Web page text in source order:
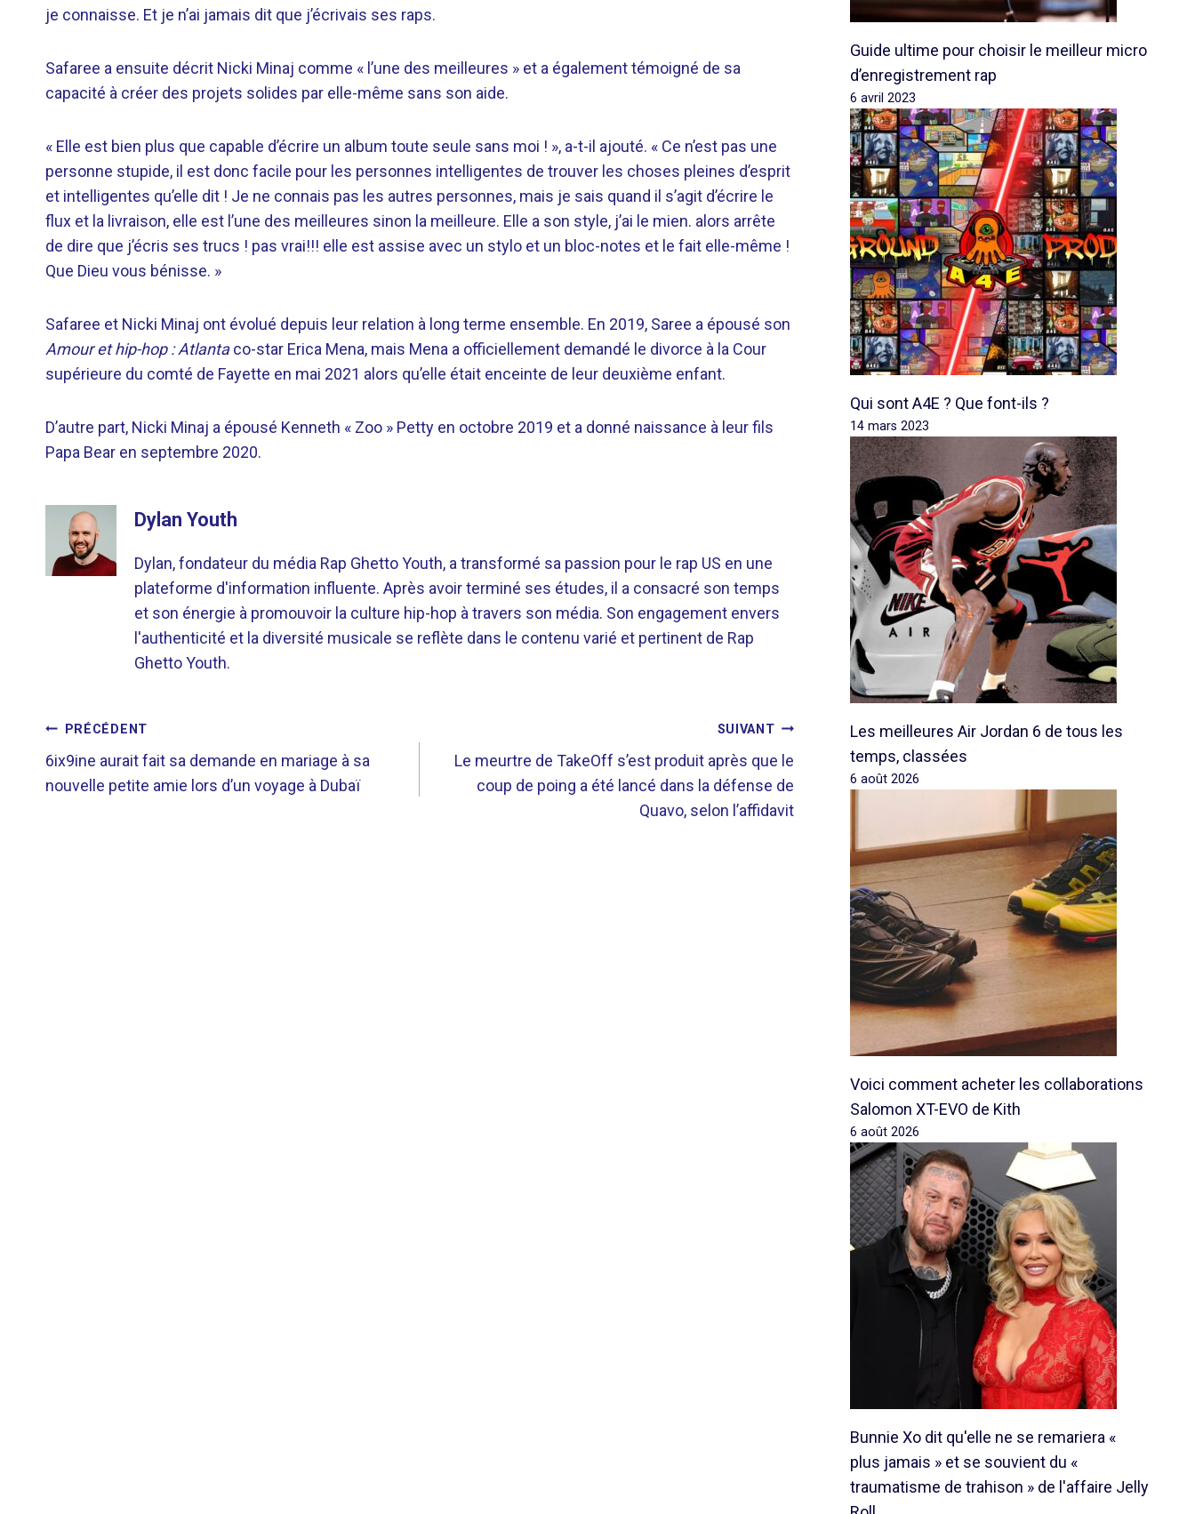
je connaisse. Et je n’ai jamais dit que j’écrivais ses raps.
Safaree a ensuite décrit Nicki Minaj comme « l’une des meilleures » et a également témoigné de sa
capacité à créer des projets solides par elle-même sans son aide.
« Elle est bien plus que capable d’écrire un album toute seule sans moi ! », a-t-il ajouté. « Ce n’est pas une
personne stupide, il est donc facile pour les personnes intelligentes de trouver les choses pleines d’esprit
et intelligentes qu’elle dit ! Je ne connais pas les autres personnes, mais je sais quand il s’agit d’écrire le
flux et la livraison, elle est l’une des meilleures sinon la meilleure. Elle a son style, j’ai le mien. alors arrête
de dire que j’écris ses trucs ! pas vrai!!! elle est assise avec un stylo et un bloc-notes et le fait elle-même !
Que Dieu vous bénisse. »
Safaree et Nicki Minaj ont évolué depuis leur relation à long terme ensemble. En 2019, Saree a épousé son
Amour et hip-hop : Atlantaco-star Erica Mena, mais Mena a officiellement demandé le divorce à la Cour
supérieure du comté de Fayette en mai 2021 alors qu’elle était enceinte de leur deuxième enfant.
D’autre part, Nicki Minaj a épousé Kenneth « Zoo » Petty en octobre 2019 et a donné naissance à leur fils
Papa Bear en septembre 2020.
Dylan Youth
Dylan, fondateur du média Rap Ghetto Youth, a transformé sa passion pour le rap US en une
plateforme d'information influente. Après avoir terminé ses études, il a consacré son temps
et son énergie à promouvoir la culture hip-hop à travers son média. Son engagement envers
l'authenticité et la diversité musicale se reflète dans le contenu varié et pertinent de Rap
Ghetto Youth.
NAVIGATION
DE
PRÉCÉDENT
6ix9ine aurait fait sa demande en mariage à sa
nouvelle petite amie lors d’un voyage à Dubaï
SUIVANT
Le meurtre de TakeOff s’est produit après que le
coup de poing a été lancé dans la défense de
Quavo, selon l’affidavit
Guide ultime pour choisir le meilleur micro
d’enregistrement rap
6 avril 2023
Qui sont A4E ? Que font-ils ?
14 mars 2023
Les meilleures Air Jordan 6 de tous les
temps, classées
6 août 2026
Voici comment acheter les collaborations
Salomon XT-EVO de Kith
6 août 2026
Bunnie Xo dit qu'elle ne se remariera «
plus jamais » et se souvient du «
traumatisme de trahison » de l'affaire Jelly